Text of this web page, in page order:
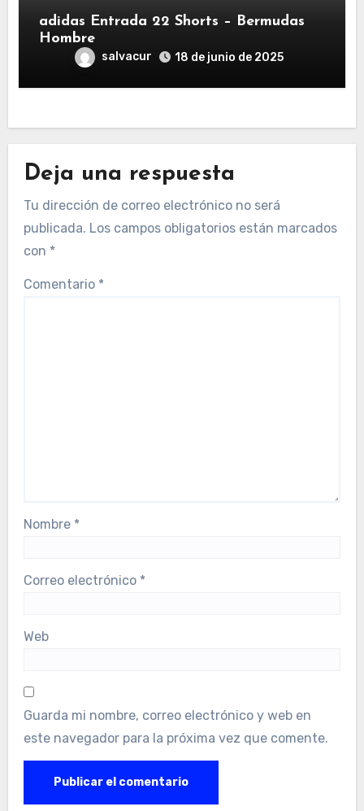
adidas Entrada 22 Shorts – Bermudas
Hombre
salvacur 18 de junio de 2025
Deja una respuesta
Tu dirección de correo electrónico no será
publicada. Los campos obligatorios están marcados
con *
Comentario *
Nombre *
Correo electrónico *
Web
Guarda mi nombre, correo electrónico y web en
este navegador para la próxima vez que comente.